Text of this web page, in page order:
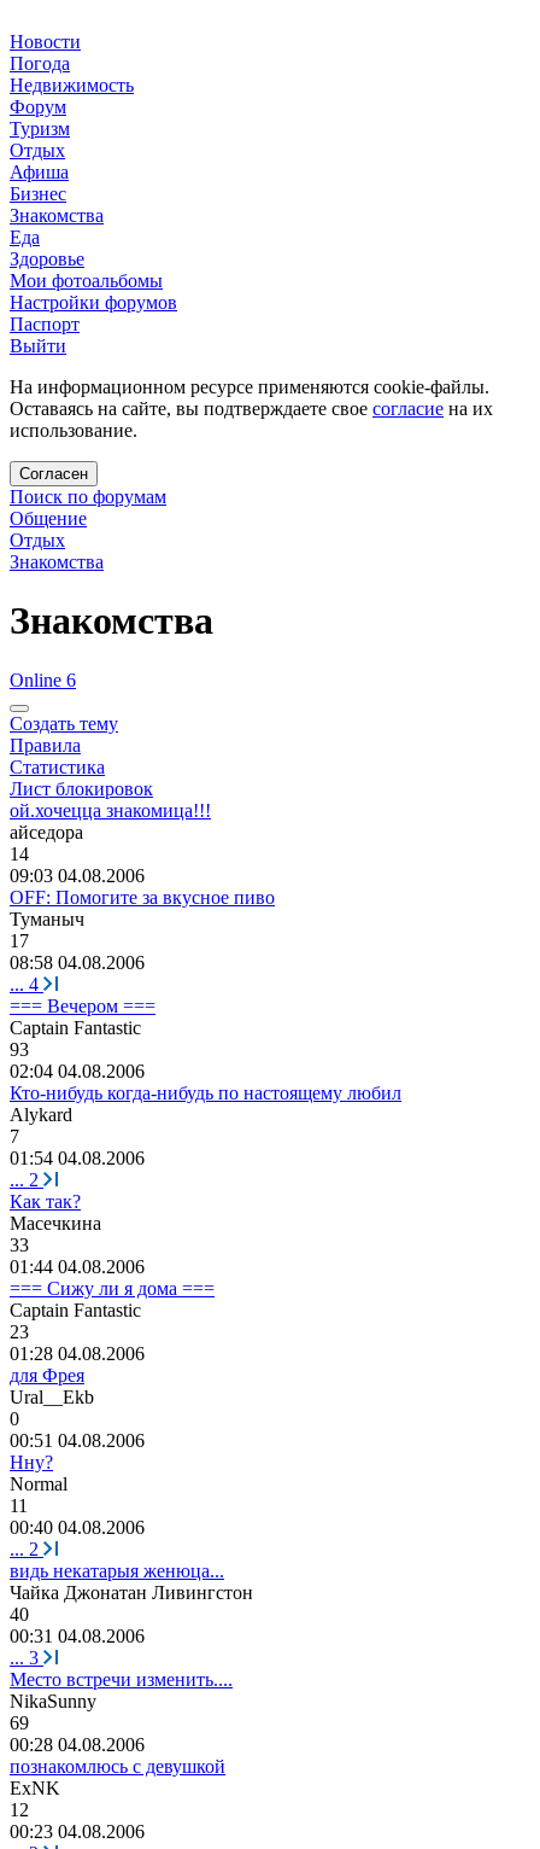
Новости
Погода
Недвижимость
Форум
Туризм
Отдых
Афиша
Бизнес
Знакомства
Еда
Здоровье
Мои фотоальбомы
Настройки форумов
Паспорт
Выйти
На информационном ресурсе применяются cookie-файлы.
Оставаясь на сайте, вы подтверждаете свое согласие на их
использование.
Согласен
Поиск по форумам
Общение
Отдых
Знакомства
Знакомства
Online 6
Создать тему
Правила
Статистика
Лист блокировок
ой.хочецца знакомица!!!
айседора
14
09:03 04.08.2006
OFF: Помогите за вкусное пиво
Туманыч
17
08:58 04.08.2006
... 4
=== Вечером ===
Captain Fantastic
93
02:04 04.08.2006
Кто-нибудь когда-нибудь по настоящему любил
Alykard
7
01:54 04.08.2006
... 2
Как так?
Масечкина
33
01:44 04.08.2006
=== Сижу ли я дома ===
Captain Fantastic
23
01:28 04.08.2006
для Фрея
Ural__Ekb
0
00:51 04.08.2006
Нну?
Normal
11
00:40 04.08.2006
... 2
видь некатарыя женюца...
Чайка Джонатан Ливингстон
40
00:31 04.08.2006
... 3
Место встречи изменить....
NikaSunny
69
00:28 04.08.2006
познакомлюсь с девушкой
ExNK
12
00:23 04.08.2006